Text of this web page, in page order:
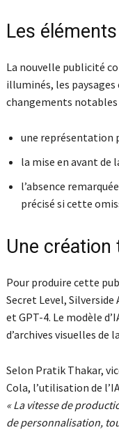
Les
La nouvelle publicité
illuminés, les
changements
une représentation
la mise en avant de
l’absence
précisé si cette
Une création
Pour produire cette
Secret Level,
et GPT-4. Le modèle
d’archives visuelles de
Selon Pratik Thakar,
Cola, l’utilisation de
« La vitesse de
de personnalisation,